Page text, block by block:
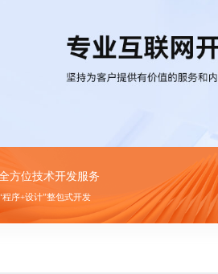
方位技术开发服务
程序+设计”整包式开发